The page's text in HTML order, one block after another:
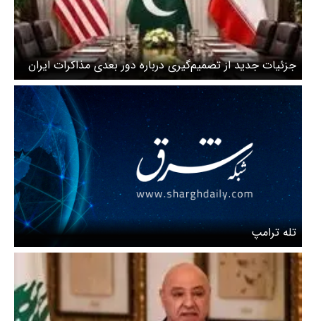
جزئیات جدید از تصمیم‌گیری درباره دور بعدی مذاکرات ایران
و آمریکا
تله‌ ترامپ